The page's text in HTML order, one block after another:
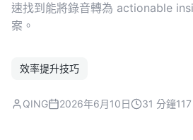
速找到能將錄音轉為 actionable
案。
效率提升技巧
QING 2026年6月10日 31 分鐘